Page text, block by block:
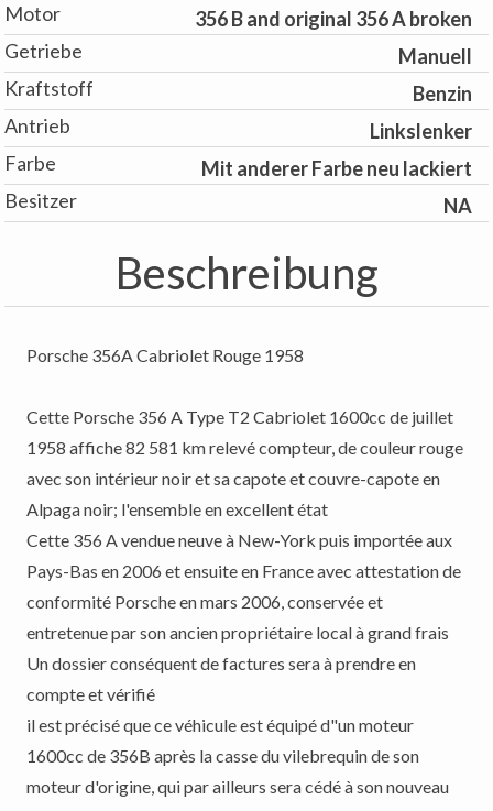
Motor
356 B and original 356 A broken
Getriebe
Manuell
Kraftstoff
Benzin
Antrieb
Linkslenker
Farbe
Mit anderer Farbe neu lackiert
Besitzer
NA
Beschreibung
Porsche 356A Cabriolet Rouge 1958
Cette Porsche 356 A Type T2 Cabriolet 1600cc de juillet
1958 affiche 82 581 km relevé compteur, de couleur rouge
avec son intérieur noir et sa capote et couvre-capote en
Alpaga noir; l'ensemble en excellent état
Cette 356 A vendue neuve à New-York puis importée aux
Pays-Bas en 2006 et ensuite en France avec attestation de
conformité Porsche en mars 2006, conservée et
entretenue par son ancien propriétaire local à grand frais
Un dossier conséquent de factures sera à prendre en
compte et vérifié
il est précisé que ce véhicule est équipé d"un moteur
1600cc de 356B après la casse du vilebrequin de son
moteur d'origine, qui par ailleurs sera cédé à son nouveau